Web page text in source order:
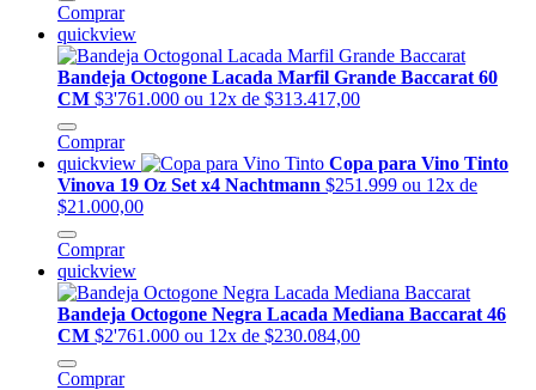
Comprar
quickview
Bandeja Octogone Lacada Marfil Grande Baccarat 60
CM $3'761.000 ou 12x de $313.417,00
Comprar
quickview
Copa para Vino Tinto
Vinova 19 Oz Set x4 Nachtmann $251.999 ou 12x de
$21.000,00
Comprar
quickview
Bandeja Octogone Negra Lacada Mediana Baccarat 46
CM $2'761.000 ou 12x de $230.084,00
Comprar